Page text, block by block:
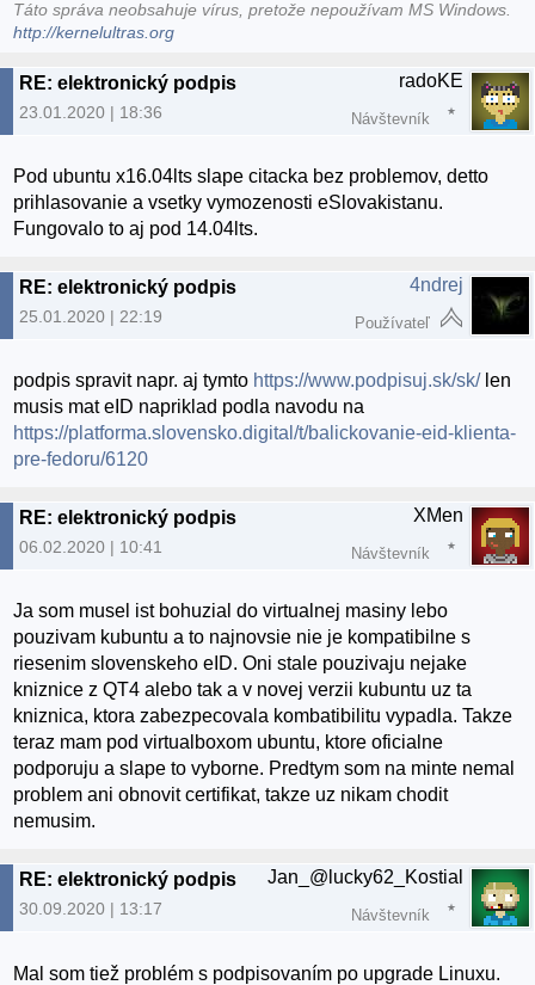
Táto správa neobsahuje vírus, pretože nepoužívam MS Windows.
http://kernelultras.org
RE: elektronický podpis
23.01.2020 | 18:36
radoKE
Návštevník
Pod ubuntu x16.04lts slape citacka bez problemov, detto
prihlasovanie a vsetky vymozenosti eSlovakistanu.
Fungovalo to aj pod 14.04lts.
RE: elektronický podpis
25.01.2020 | 22:19
4ndrej
Používateľ
podpis spravit napr. aj tymto https://www.podpisuj.sk/sk/len
musis mat eID napriklad podla navodu na
https://platforma.slovensko.digital/t/balickovanie-eid-klienta-
pre-fedoru/6120
RE: elektronický podpis
06.02.2020 | 10:41
XMen
Návštevník
Ja som musel ist bohuzial do virtualnej masiny lebo
pouzivam kubuntu a to najnovsie nie je kompatibilne s
riesenim slovenskeho eID. Oni stale pouzivaju nejake
kniznice z QT4 alebo tak a v novej verzii kubuntu uz ta
kniznica, ktora zabezpecovala kombatibilitu vypadla. Takze
teraz mam pod virtualboxom ubuntu, ktore oficialne
podporuju a slape to vyborne. Predtym som na minte nemal
problem ani obnovit certifikat, takze uz nikam chodit
nemusim.
RE: elektronický podpis
30.09.2020 | 13:17
Jan_@lucky62_Kostial
Návštevník
Mal som tiež problém s podpisovaním po upgrade Linuxu.